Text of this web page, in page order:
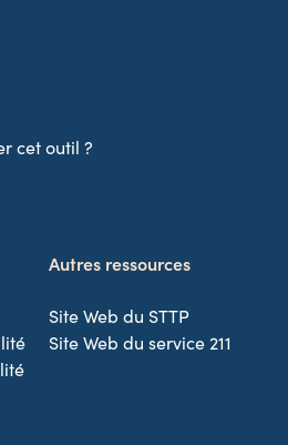
cet outil ?
Autres ressources
Site Web du STTP
Site Web du service 211